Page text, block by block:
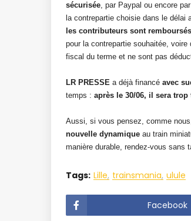
sécurisée, par Paypal ou encore
la contrepartie choisie dans le délai
les contributeurs sont
pour la contrepartie souhaitée,
fiscal du terme et ne sont pas
LR PRESSE a déjà financé avec
temps : après le 30/06, il sera trop
Aussi, si vous pensez, comme
nouvelle dynamique au train
manière durable, rendez-vous sans
Tags: Lille trainsmania ulule
Facebook